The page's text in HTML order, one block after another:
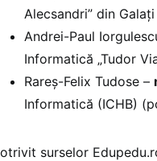
Alecsandri” din
Andrei-Paul
Informatică „Tudor
Rareș-Felix Tudose –
Informatică (ICHB)
surselor